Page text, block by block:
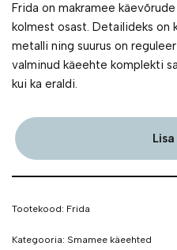
Frida on makramee
kolmest osast. Detailideks on
metalli ning suurus on
valminud käeehte komplekti
kui ka eraldi.
Tootekood: Frida
Kategooria: Smamee käeehted